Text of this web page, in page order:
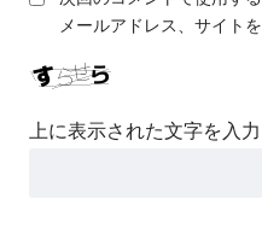
メールアドレス、サイトを
上に表示された文字を入